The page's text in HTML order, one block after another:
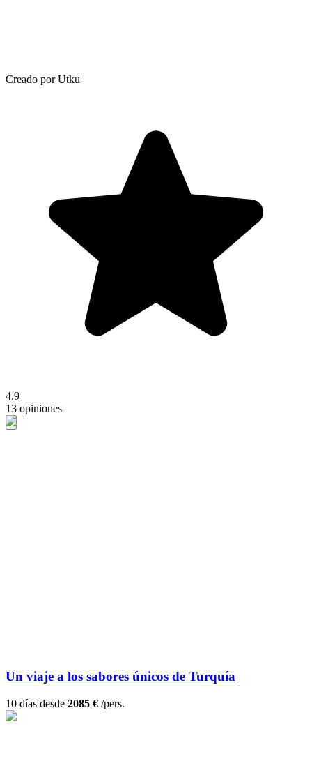
Creado por Utku
4.9
13 opiniones
Un viaje a los sabores únicos de Turquía
10 días desde 2085 € /pers.